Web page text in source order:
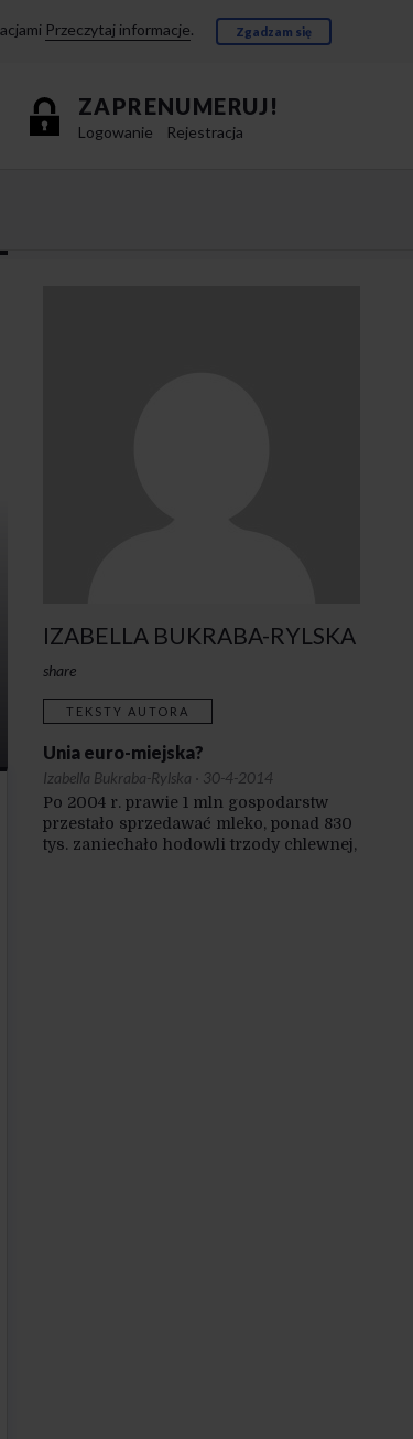
Przeczytaj informacje. Zgadzam się
ZAPRENUMERUJ!
Logowanie Rejestracja
IZABELLA BUKRABA-RYLSKA
share
TEKSTY AUTORA
Unia euro-miejska?
Izabella Bukraba-Rylska · 30-4-2014
Po 2004 r. prawie 1 mln gospodarstw
przestało sprzedawać mleko, ponad 830
tys. zaniechało hodowli trzody chlewnej,